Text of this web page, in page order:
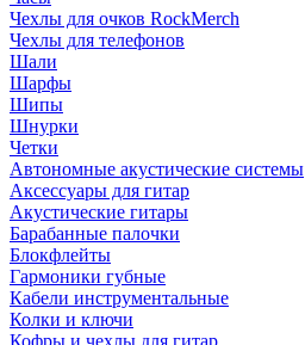
Чехлы для очков RockMerch
Чехлы для телефонов
Шали
Шарфы
Шипы
Шнурки
Четки
Автономные акустические системы
Аксессуары для гитар
Акустические гитары
Барабанные палочки
Блокфлейты
Гармоники губные
Кабели инструментальные
Колки и ключи
Кофры и чехлы для гитар